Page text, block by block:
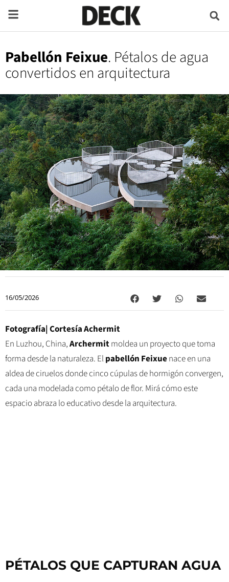
Pabellón Feixue. Pétalos de agua
convertidos en arquitectura
16/05/2026
Fotografía| Cortesía Achermit
En Luzhou, China,Archermitmoldea un proyecto que toma
forma desde la naturaleza. El pabellón Feixuenace en una
aldea de ciruelos donde cinco cúpulas de hormigón convergen,
cada una modelada como pétalo de flor. Mirá cómo este
espacio abraza lo educativo desde la arquitectura.
PÉTALOS QUE CAPTURAN AGUA